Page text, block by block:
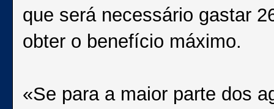
que será necessário gastar
obter o benefício máximo.
«Se para a maior parte dos